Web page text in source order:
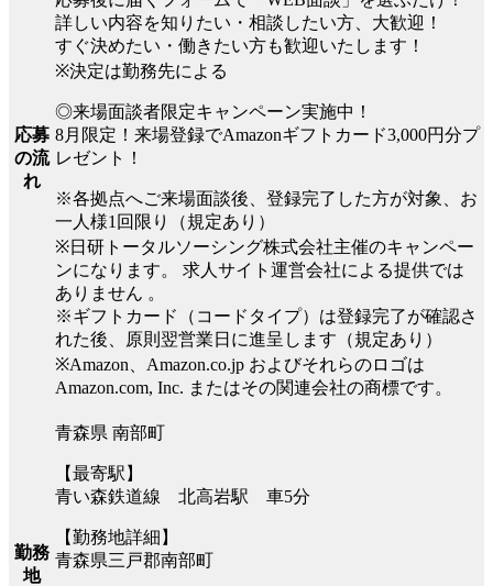
応募
の流
れ
詳しい内容を知りたい・相談したい方、大歓迎！
すぐ決めたい・働きたい方も歓迎いたします！
※決定は勤務先による
◎来場面談者限定キャンペーン実施中！
8月限定！来場登録でAmazonギフトカード3,000円分プ
レゼント！
※各拠点へご来場面談後、登録完了した方が対象、お
一人様1回限り（規定あり）
※日研トータルソーシング株式会社主催のキャンペー
ンになります。 求人サイト運営会社による提供では
ありません 。
※ギフトカード（コードタイプ）は登録完了が確認さ
れた後、原則翌営業日に進呈します（規定あり）
※Amazon、Amazon.co.jp およびそれらのロゴは
Amazon.com, Inc. またはその関連会社の商標です。
勤務
地
青森県 南部町
【最寄駅】
青い森鉄道線 北高岩駅 車5分
【勤務地詳細】
青森県三戸郡南部町